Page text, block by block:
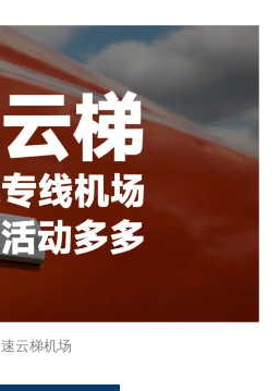
速云梯机场